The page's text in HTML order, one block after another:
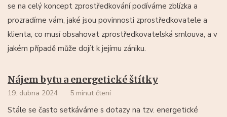
se na celý koncept zprostředkování podíváme zblízka a
prozradíme vám, jaké jsou povinnosti zprostředkovatele a
klienta, co musí obsahovat zprostředkovatelská smlouva, a v
jakém případě může dojít k jejímu zániku.
Nájem bytu a energetické štítky
19. dubna 2024 5 minut čtení
Stále se často setkáváme s dotazy na tzv. energetické